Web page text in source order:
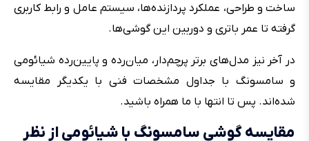
ساخت و طراحی، عملکرد پردازنده‌ها، سیستم عامل و رابط کاربری
گرفته تا عمر باتری و دوربین این گوشی‌ها.
در آخر نیز مدل‌های برتر پرچم‌دار، میان‌رده و پایین‌رده شیائومی
و سامسونگ با جداول مشخصات فنی با یکدیگر مقایسه
شده‌اند. پس تا انتها با ما همراه باشید.
مقایسه گوشی سامسونگ با شیائومی از نظر